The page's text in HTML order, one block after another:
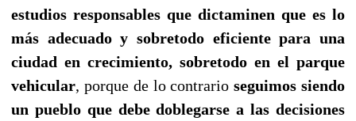
estudios responsables que dictaminen que es lo
más adecuado y sobretodo eficiente para una
ciudad en crecimiento, sobretodo en el parque
vehicular, porque de lo contrarioseguimos siendo
un pueblo que debe doblegarse a las decisiones